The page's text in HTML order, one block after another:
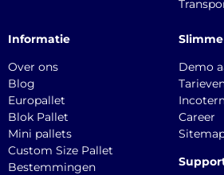
Informatie
Over ons
Blog
Europallet
Blok Pallet
Mini pallets
Custom Size Pallet
Bestemmingen
Demo
Career